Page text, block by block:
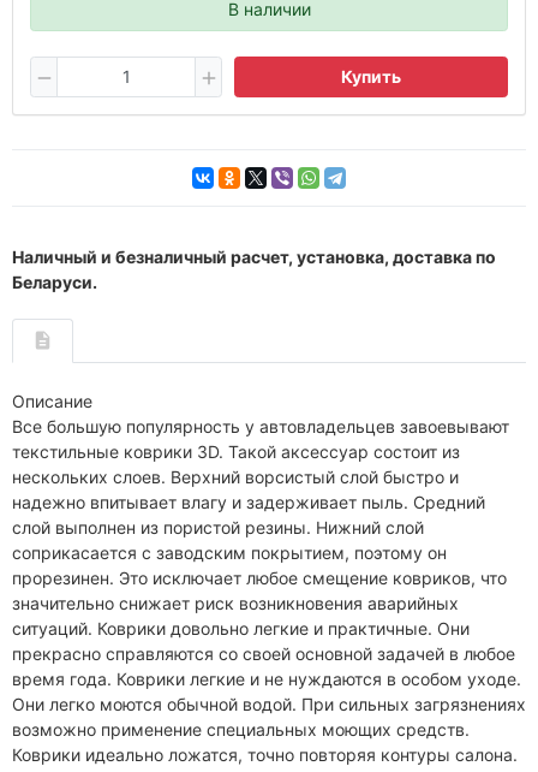
В наличии
Купить
Наличный и безналичный расчет, установка, доставка по
Беларуси.
Описание
Все большую популярность у автовладельцев завоевывают
текстильные коврики 3D. Такой аксессуар состоит из
нескольких слоев. Верхний ворсистый слой быстро и
надежно впитывает влагу и задерживает пыль. Средний
слой выполнен из пористой резины. Нижний слой
соприкасается с заводским покрытием, поэтому он
прорезинен. Это исключает любое смещение ковриков, что
значительно снижает риск возникновения аварийных
ситуаций. Коврики довольно легкие и практичные. Они
прекрасно справляются со своей основной задачей в любое
время года. Коврики легкие и не нуждаются в особом уходе.
Они легко моются обычной водой. При сильных загрязнениях
возможно применение специальных моющих средств.
Коврики идеально ложатся, точно повторяя контуры салона.